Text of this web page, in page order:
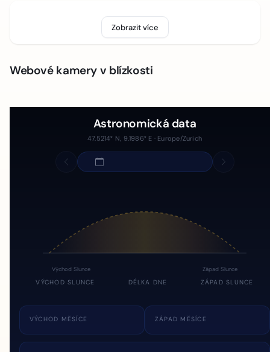
Zobrazit více
Webové kamery v blízkosti
Astronomická data
47.5214° N, 9.1986° E · Europe/Zurich
Východ Slunce Západ Slunce
VÝCHOD SLUNCE DÉLKA DNE ZÁPAD SLUNCE
VÝCHOD MĚSÍCE ZÁPAD MĚSÍCE